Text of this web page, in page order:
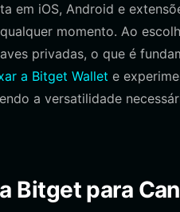
em iOS, Android e
momento. Ao
privadas, o que é
a Bitget Wallet e
a versatilidade
Bitget para